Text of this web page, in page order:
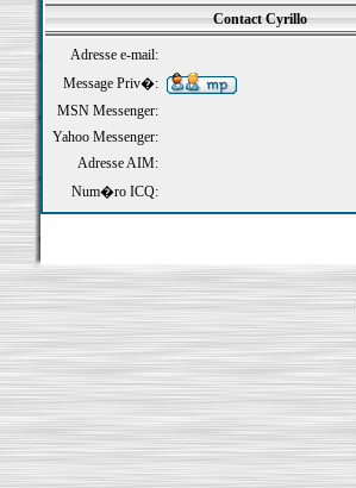
Contact Cyrillo
Adresse e-mail:
Message Priv�:
MSN Messenger:
Yahoo Messenger:
Adresse AIM:
Num�ro ICQ: